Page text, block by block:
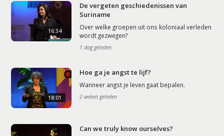
16:34
De vergeten geschiedenissen van
Suriname
Over welke groepen uit ons koloniaal verleden
wordt gezwegen?
1 dag geleden
18:01
Hoe ga je angst te lijf?
Wanneer angst je leven gaat bepalen.
2 weken geleden
Can we truly know ourselves?